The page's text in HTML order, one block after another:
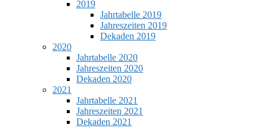
2019
Jahrtabelle 2019
Jahreszeiten 2019
Dekaden 2019
2020
Jahrtabelle 2020
Jahreszeiten 2020
Dekaden 2020
2021
Jahrtabelle 2021
Jahreszeiten 2021
Dekaden 2021